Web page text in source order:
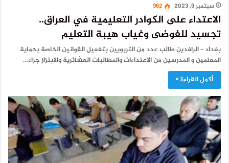
سبتمبر 9, 2023
962
الاعتداء على الكوادر التعليمية في العراق..
تجسيد للفوضى وغياب هيبة التعليم
بغداد – الرافدين طالب عدد من التربويين بتفعيل القوانين الخاصة بحماية
المعلمين و المدرسين من الاعتداءات والمطالبات العشائرية والابتزاز جراء…
أكمل القراءة »